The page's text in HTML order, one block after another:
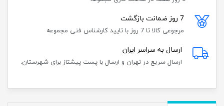
7 روز ضمانت بازگشت
مرجوعی کالا تا 7 روز با تایید کارشناس فنی مجموعه
ارسال به سراسر ایران
ارسال سریع در تهران و ارسال با پست پیشتاز برای شهرستان.